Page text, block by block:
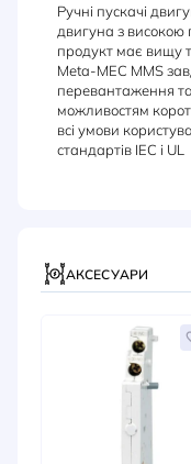
Ручні пускачі
двигуна з високою
продукт має вищу
Meta-MEC MMS
перевантаження
можливостям
всі умови
стандартів IEC і UL
АКСЕСУАРИ